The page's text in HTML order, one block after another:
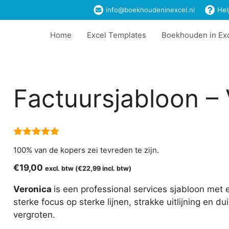
info@boekhoudeninexcel.nl
Home Excel Templates Boekhouden in
Factuursjabloon –
100% van de kopers zei tevreden te zijn.
€19,00 excl. btw (€22,99incl. btw)
Veronica is een professional services sjabloon met
sterke focus op sterke lijnen, strakke uitlijning en
vergroten.